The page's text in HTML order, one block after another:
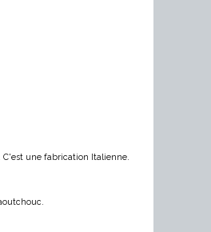
une fabrication Italienne.